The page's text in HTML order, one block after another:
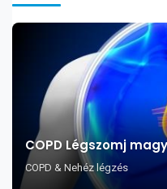
COPD Légszomj
COPD & Nehéz légzés